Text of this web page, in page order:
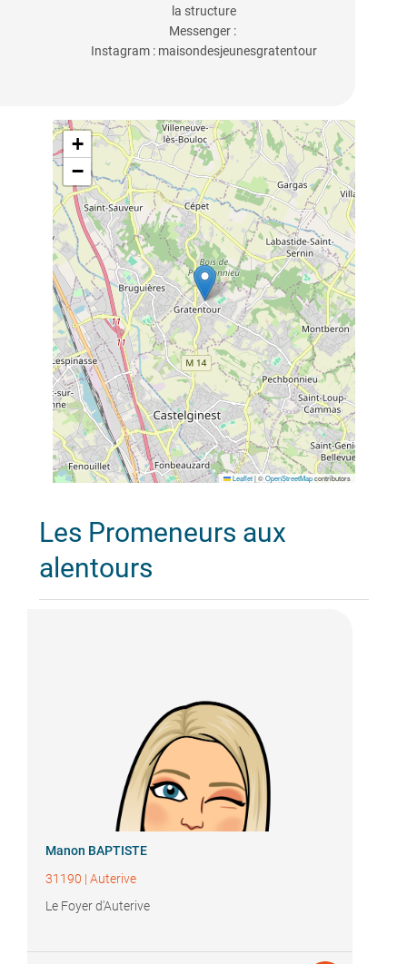
la structure
Messenger :
Instagram : maisondesjeunesgratentour
+
−
Leaflet |©OpenStreetMapcontributors
Les Promeneurs aux
alentours
Manon BAPTISTE
31190 | Auterive
Le Foyer d'Auterive